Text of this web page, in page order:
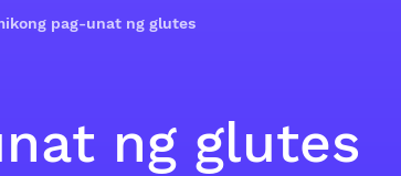
pag-unat ng glutes
ng glutes